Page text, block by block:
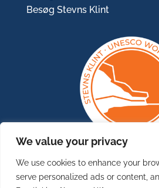
We value your privacy
We use cookies to enhance your
serve personalized ads or content,
Besøg Stevns Klint